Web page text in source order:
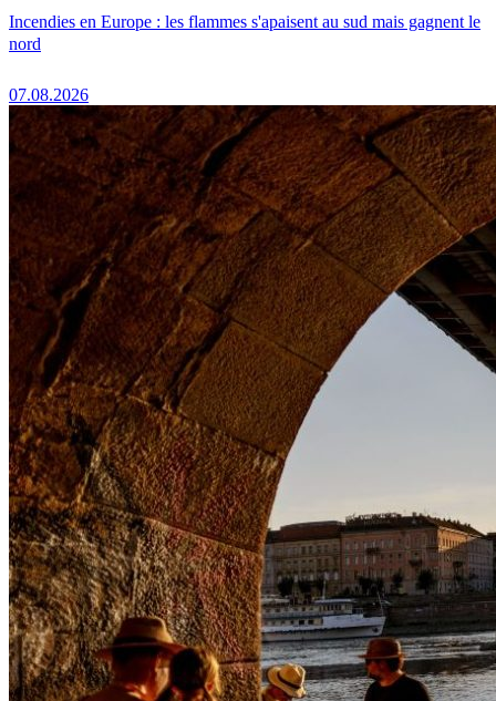
Incendies en Europe : les flammes s'apaisent au sud mais gagnent le
nord
07.08.2026